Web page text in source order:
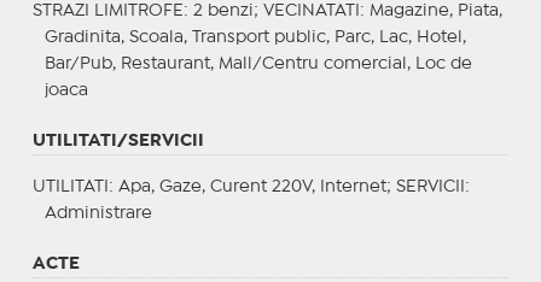
STRAZI LIMITROFE : 2 benzi; VECINATATI : Magazine, Piata,
Gradinita, Scoala, Transport public, Parc, Lac, Hotel,
Bar/Pub, Restaurant, Mall/Centru comercial, Loc de
joaca
UTILITATI/SERVICII
UTILITATI : Apa, Gaze, Curent 220V, Internet; SERVICII :
Administrare
ACTE